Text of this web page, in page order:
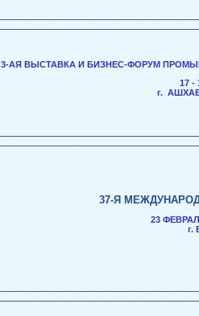
3-АЯ ВЫСТАВКА И БИЗНЕС-ФОРУМ
17 -
г.
37-Я
23
г.